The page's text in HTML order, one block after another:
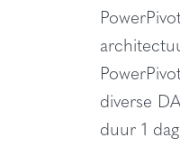
diverse
duur 1